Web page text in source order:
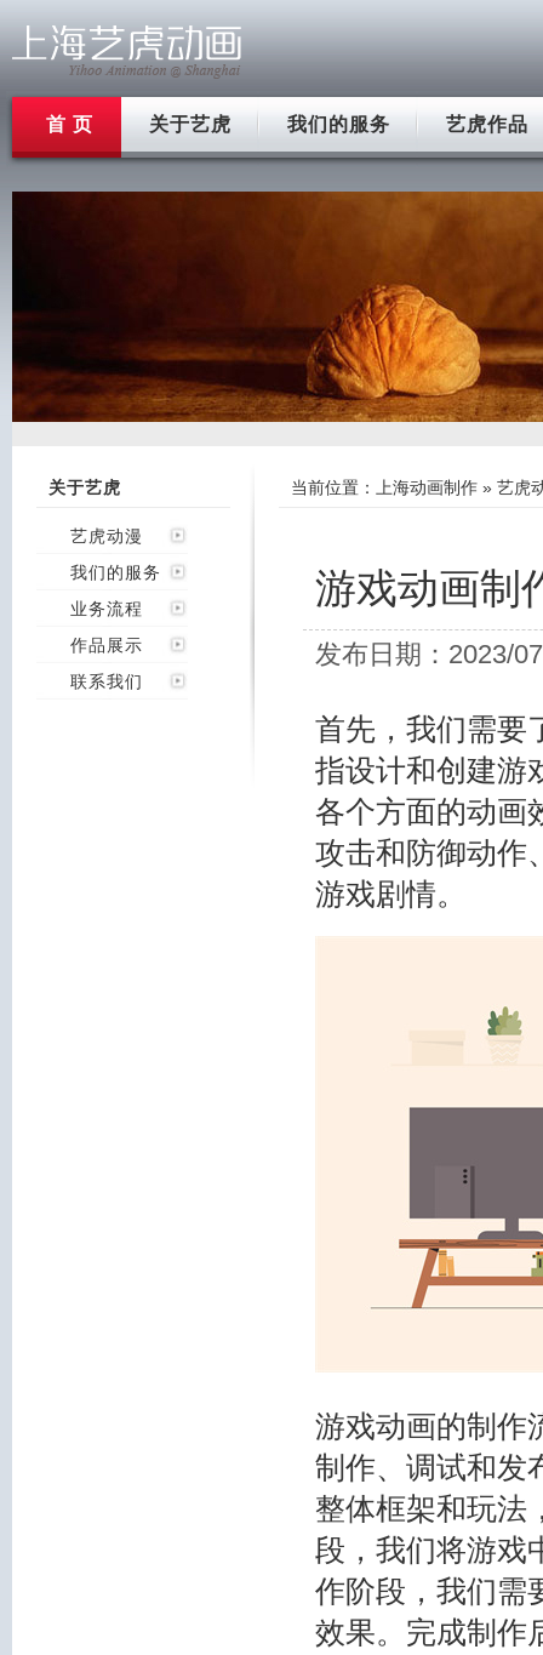
首 页 关于艺虎 我们的服务 艺虎作品
关于艺虎
艺虎动漫
我们的服务
业务流程
作品展示
联系我们
当前位置： 上海动画制作 » 艺虎
游戏动画制
发布日期：2023/
首先，我们需要
指设计和创建游
各个方面的动画
攻击和防御动作
游戏剧情。
游戏动画的制作
制作、调试和发
整体框架和玩法
段，我们将游戏
作阶段，我们需
效果。完成制作